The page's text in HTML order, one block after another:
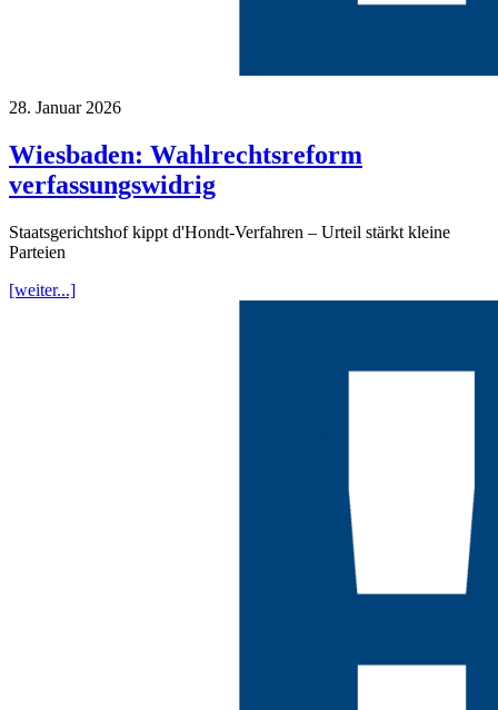
28. Januar 2026
Wiesbaden: Wahlrechtsreform
verfassungswidrig
Staatsgerichtshof kippt d'Hondt-Verfahren – Urteil stärkt kleine
Parteien
[weiter...]